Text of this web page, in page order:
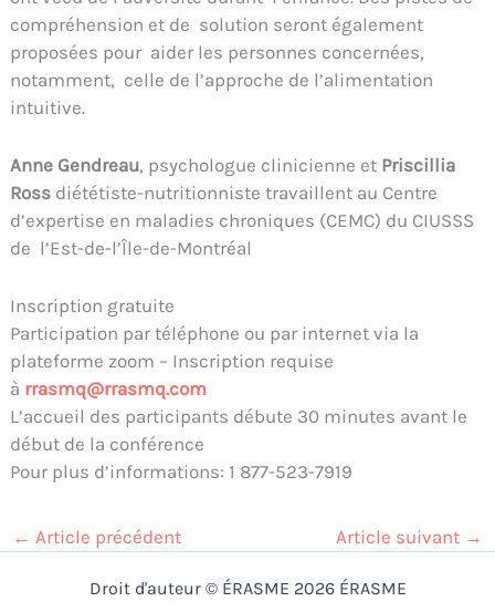
compréhension et de solution seront également
proposées pour aider les personnes concernées,
notamment, celle de l’approche de l’alimentation
intuitive.
Anne Gendreau, psychologue clinicienne et Priscillia
Ross diététiste-nutritionniste travaillent au Centre
d’expertise en maladies chroniques (CEMC) du CIUSSS
de l’Est-de-l’Île-de-Montréal
Inscription gratuite
Participation par téléphone ou par internet via la
plateforme zoom – Inscription requise
à rrasmq@rrasmq.com
L’accueil des participants débute 30 minutes avant le
début de la conférence
Pour plus d’informations: 1 877-523-7919
← Article précédent Article suivant →
Droit d'auteur © ÉRASME 2026 ÉRASME